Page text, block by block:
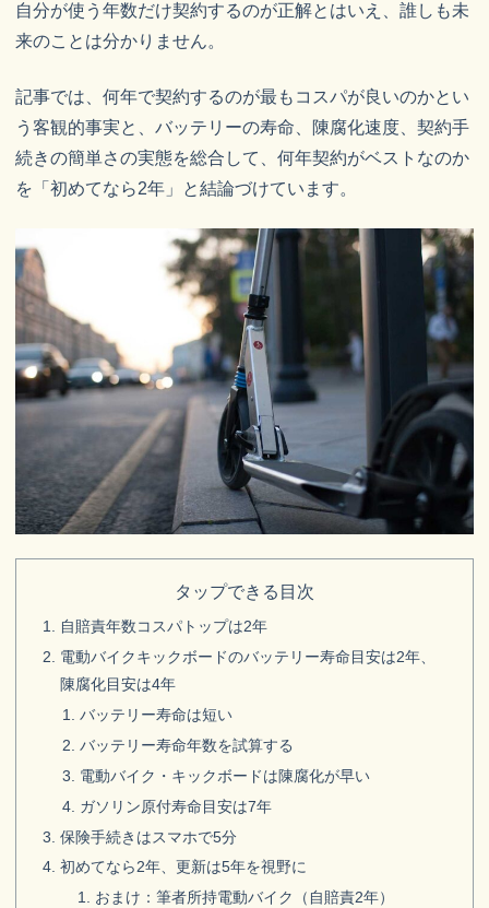
自分が使う年数だけ契約するのが正解とはいえ、誰しも未
来のことは分かりません。
記事では、何年で契約するのが最もコスパが良いのかとい
う客観的事実と、バッテリーの寿命、陳腐化速度、契約手
続きの簡単さの実態を総合して、何年契約がベストなのか
を「初めてなら2年」と結論づけています。
タップできる目次
自賠責年数コスパトップは2年
電動バイクキックボードのバッテリー寿命目安は2年、
陳腐化目安は4年
バッテリー寿命は短い
バッテリー寿命年数を試算する
電動バイク・キックボードは陳腐化が早い
ガソリン原付寿命目安は7年
保険手続きはスマホで5分
初めてなら2年、更新は5年を視野に
おまけ：筆者所持電動バイク（自賠責2年）